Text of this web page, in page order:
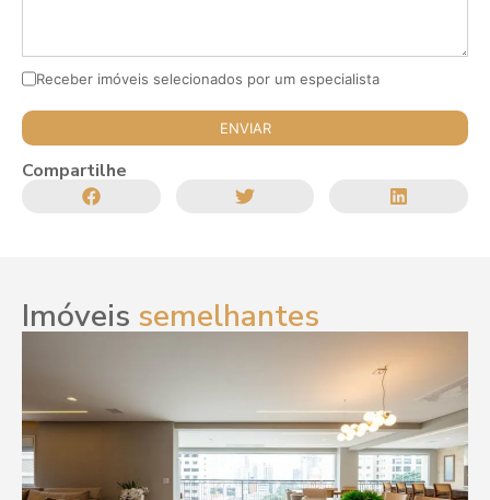
Receber imóveis selecionados por um especialista
Compartilhe
Imóveis semelhantes